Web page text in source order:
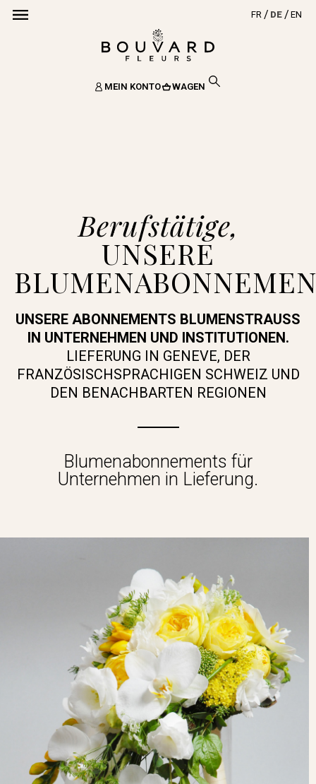
FR DE EN
MEIN KONTO WAGEN
Berufstätige,
UNSERE
UNSERE ABONNEMENTS BLUMENSTRAUSS
IN UNTERNEHMEN UND INSTITUTIONEN.
LIEFERUNG IN GENEVE, DER
FRANZÖSISCHSPRACHIGEN SCHWEIZ UND
DEN BENACHBARTEN REGIONEN
Blumenabonnements für
Unternehmen in Lieferung.